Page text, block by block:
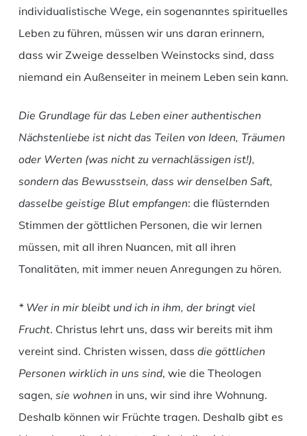
individualistische Wege, ein sogenanntes spirituelles
Leben zu führen, müssen wir uns daran erinnern,
dass wir Zweige desselben Weinstocks sind, dass
niemand ein Außenseiter in meinem Leben sein kann.
Die Grundlage für das Leben einer authentischen
Nächstenliebe ist nicht das Teilen von Ideen, Träumen
oder Werten (was nicht zu vernachlässigen ist!),
sondern das Bewusstsein, dass wir denselben Saft,
dasselbe geistige Blut empfangen: die flüsternden
Stimmen der göttlichen Personen, die wir lernen
müssen, mit all ihren Nuancen, mit all ihren
Tonalitäten, mit immer neuen Anregungen zu hören.
* Wer in mir bleibt und ich in ihm, der bringt viel
Frucht. Christus lehrt uns, dass wir bereits mit ihm
vereint sind. Christen wissen, dass die göttlichen
Personen wirklich in uns sind, wie die Theologen
sagen, sie wohnen in uns, wir sind ihre Wohnung.
Deshalb können wir Früchte tragen. Deshalb gibt es